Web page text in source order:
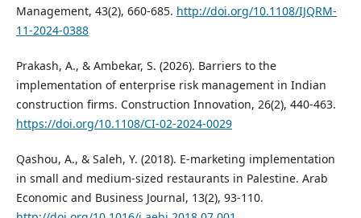
Management, 43(2), 660-685. http://doi.org/10.1108/IJQRM-
11-2024-0388
Prakash, A., & Ambekar, S. (2026). Barriers to the
implementation of enterprise risk management in Indian
construction firms. Construction Innovation, 26(2), 440-463.
https://doi.org/10.1108/CI-02-2024-0029
Qashou, A., & Saleh, Y. (2018). E-marketing implementation
in small and medium-sized restaurants in Palestine. Arab
Economic and Business Journal, 13(2), 93-110.